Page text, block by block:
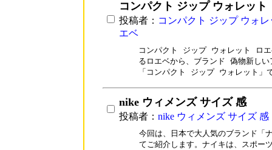
コンパクト ジップ ウォレット
投稿者： コンパクト ジップ ウォレ
エベ
コンパクト ジップ ウォレット ロ
るロエベから、ブランド 偽物新し
「コンパクト ジップ ウォレット」
nike ウィメンズ サイズ 感
投稿者： nike ウィメンズ サイズ 感
今回は、日本で大人気のブランド「
てご紹介します。ナイキは、スポー